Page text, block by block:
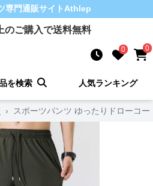
専門通販サイト Athlep
のご購入で送料無料
0 0
を検索 人気ランキング
› スポーツパンツ ゆったりドローコ